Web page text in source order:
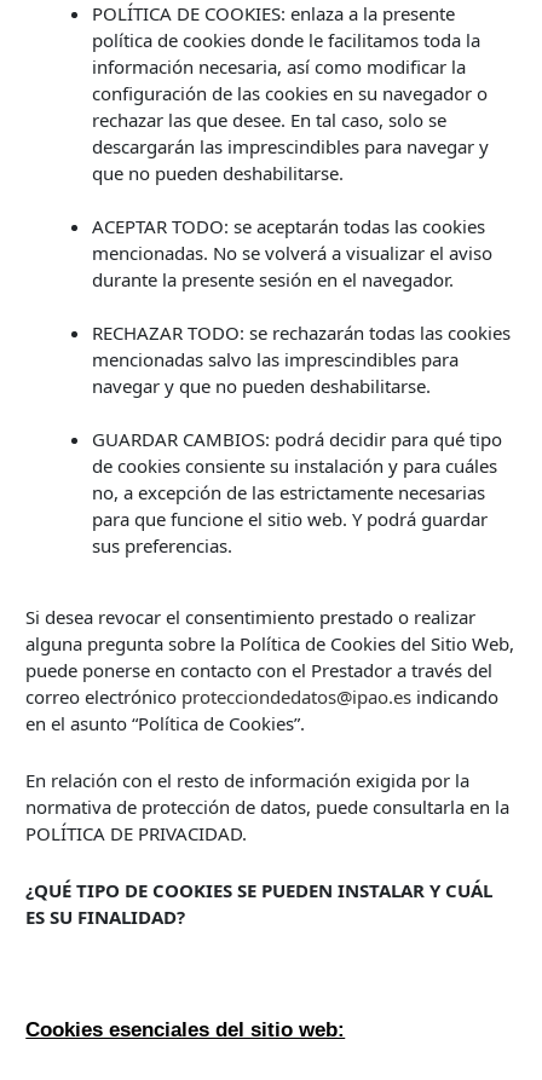
POLÍTICA DE COOKIES: enlaza a la presente
política de cookies donde le facilitamos toda la
información necesaria, así como modificar la
configuración de las cookies en su navegador o
rechazar las que desee. En tal caso, solo se
descargarán las imprescindibles para navegar y
que no pueden deshabilitarse.
ACEPTAR TODO: se aceptarán todas las cookies
mencionadas. No se volverá a visualizar el aviso
durante la presente sesión en el navegador.
RECHAZAR TODO: se rechazarán todas las cookies
mencionadas salvo las imprescindibles para
navegar y que no pueden deshabilitarse.
GUARDAR CAMBIOS: podrá decidir para qué tipo
de cookies consiente su instalación y para cuáles
no, a excepción de las estrictamente necesarias
para que funcione el sitio web. Y podrá guardar
sus preferencias.
Si desea revocar el consentimiento prestado o realizar
alguna pregunta sobre la Política de Cookies del Sitio Web,
puede ponerse en contacto con el Prestador a través del
correo electrónico protecciondedatos@ipao.es indicando
en el asunto “Política de Cookies”.
En relación con el resto de información exigida por la
normativa de protección de datos, puede consultarla en la
POLÍTICA DE PRIVACIDAD.
¿QUÉ TIPO DE COOKIES SE PUEDEN INSTALAR Y CUÁL
ES SU FINALIDAD?
Cookies esenciales del sitio web: